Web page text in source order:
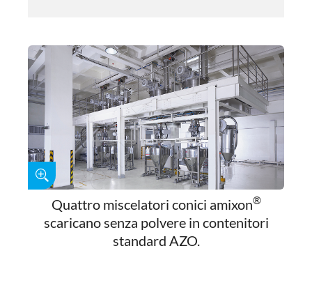
Quattro miscelatori conici amixon®
scaricano senza polvere in contenitori
standard AZO.